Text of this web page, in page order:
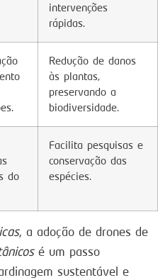
intervenções
rápidas.
Redução de danos
às plantas,
preservando a
biodiversidade.
do
Facilita pesquisas e
conservação das
espécies.
, a adoção de drones de
é um passo
sustentável e